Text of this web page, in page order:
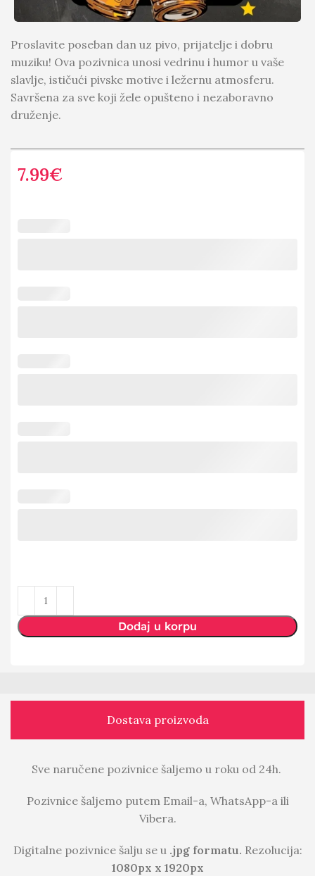
Proslavite poseban dan uz pivo, prijatelje i dobru
muziku! Ova pozivnica unosi vedrinu i humor u vaše
slavlje, ističući pivske motive i ležernu atmosferu.
Savršena za sve koji žele opušteno i nezaboravno
druženje.
7.99€
Dodaj u korpu
Dostava proizvoda
Sve naručene pozivnice šaljemo u roku od 24h.
Pozivnice šaljemo putem Email-a, WhatsApp-a ili
Vibera.
Digitalne pozivnice šalju se u .jpg formatu. Rezolucija:
1080px x 1920px